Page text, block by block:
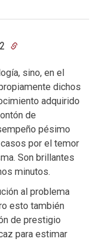
sino, en el
dichos
adquirido
de
pésimo
por el temor
Son brillantes
minutos.
al problema
esto también
de prestigio
para estimar